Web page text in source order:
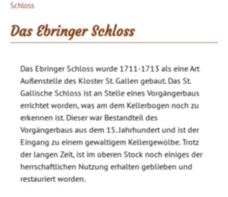
Schloss
Das Ebringer Schloss
Das Ebringer Schloss wurde 1711-1713 als eine Art
Außenstelle des Kloster St. Gallen gebaut. Das St.
Gallische Schloss ist an Stelle eines Vorgängerbaus
errichtet worden, was am dem Kellerbogen noch zu
erkennen ist. Dieser war Bestandteil des
Vorgängerbaus aus dem 15. Jahrhundert und ist der
Eingang zu einem gewaltigem Kellergewölbe. Trotz
der langen Zeit, ist im oberen Stock noch einiges der
herrschaftlichen Nutzung erhalten geblieben und
restauriert worden.